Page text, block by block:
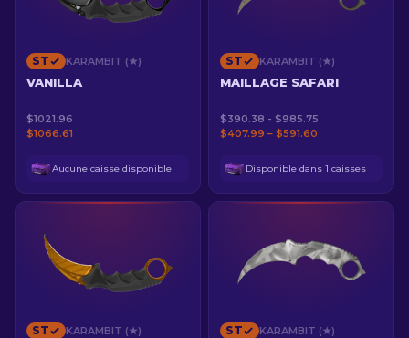
ST KARAMBIT (★)
VANILLA
$1021.96
$1066.61
Aucune caisse disponible
ST KARAMBIT (★)
MAILLAGE SAFARI
$390.38 - $985.75
$407.99 – $591.60
Disponible dans 1 caisses
ST KARAMBIT (★) ST KARAMBIT (★)